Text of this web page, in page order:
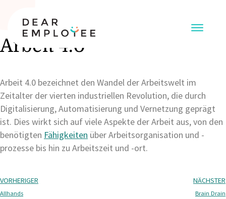
Arbeit 4.0
Arbeit 4.0 bezeichnet den Wandel der Arbeitswelt im
Zeitalter der vierten industriellen Revolution, die durch
Digitalisierung, Automatisierung und Vernetzung geprägt
ist. Dies wirkt sich auf viele Aspekte der Arbeit aus, von den
benötigten Fähigkeiten über Arbeitsorganisation und -
prozesse bis hin zu Arbeitszeit und -ort.
VORHERIGER
Allhands
NÄCHSTER
Brain Drain